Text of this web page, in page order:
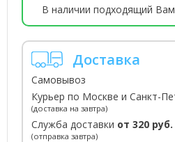
В наличии подходящий
Доставка
Самовывоз
Курьер по Москве и Санкт-
(доставка на завтра)
Служба доставки от 320 руб.
(отправка завтра)